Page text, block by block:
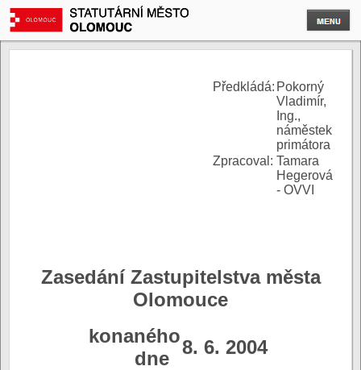
Předkládá: Pokorný
Vladimír,
Ing.,
náměstek
primátora
Zpracoval: Tamara
Hegerová
- OVVI
Zasedání Zastupitelstva města
Olomouce
konaného
dne
8. 6. 2004